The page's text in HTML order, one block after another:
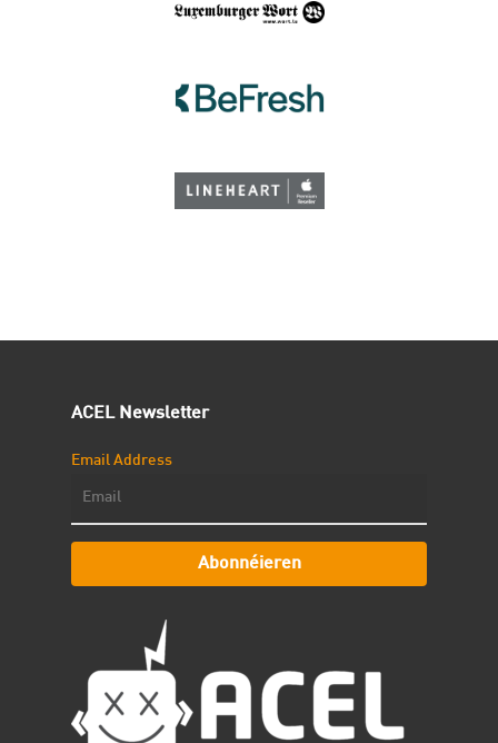
ACEL Newsletter
Email Address
Abonnéieren